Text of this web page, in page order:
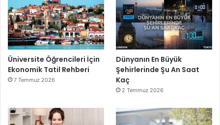
Üniversite Öğrencileri İçin
Ekonomik Tatil Rehberi
7 Temmuz 2026
Dünyanın En Büyük
Şehirlerinde Şu An Saat
Kaç
2 Temmuz 2026